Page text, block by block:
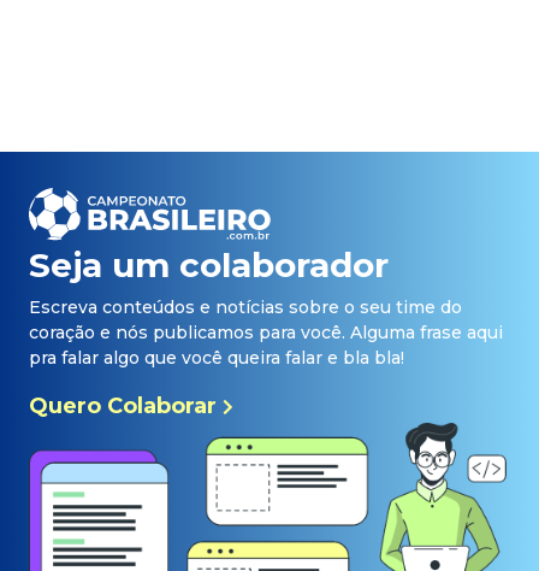
Seja um colaborador
Escreva conteúdos e notícias sobre o seu time do
coração e nós publicamos para você. Alguma frase aqui
pra falar algo que você queira falar e bla bla!
Quero Colaborar